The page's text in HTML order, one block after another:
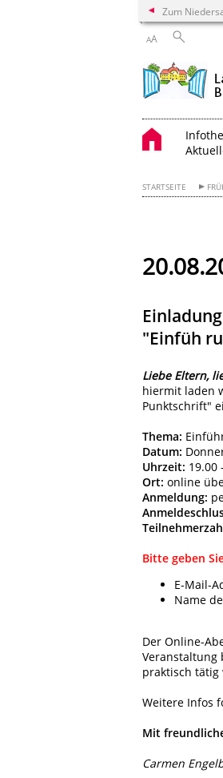
Zum
AA
STARTSEITE
"Einfüh
Liebe Eltern,
hiermit laden
Punktschrift"
Thema:
Datum:
Uhrzeit: 19.00
Ort: online
Anmeldung:
Bitte geben
E-Mail-
Name
Der Online-
Veranstaltung
praktisch tätig
Weitere Infos
Mit
Carmen